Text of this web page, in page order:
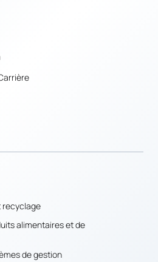
alimentaires et de
de gestion